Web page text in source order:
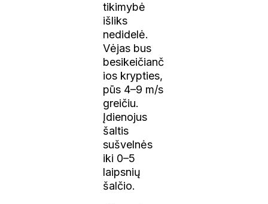
tikimybė
išliks
nedidelė.
Vėjas bus
besikeičianč
ios krypties,
pūs 4–9 m/s
greičiu.
Įdienojus
šaltis
sušvelnės
iki 0–5
laipsnių
šalčio.